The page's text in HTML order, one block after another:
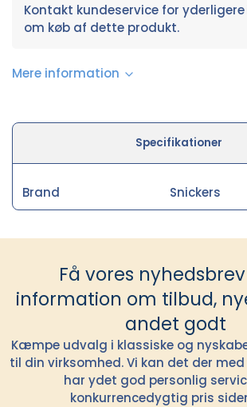
Kontakt kundeservice for
om køb af dette produkt.
Mere information
Specifikationer
Brand Snickers
Få vores
information om tilbud,
andet godt
Kæmpe udvalg i klassiske og
til din virksomhed. Vi kan det der
har ydet god personlig
konkurrencedygtig pris siden